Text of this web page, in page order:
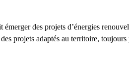
émerger des projets d’énergies
projets adaptés au territoire,